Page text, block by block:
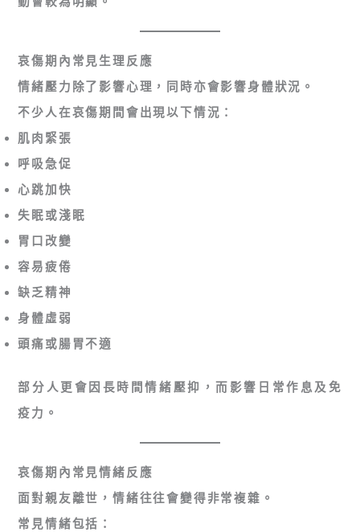
哀傷期內常見生理反應
情緒壓力除了影響心理，同時亦會影響身體狀況。
不少人在哀傷期間會出現以下情況：
肌肉緊張
呼吸急促
心跳加快
失眠或淺眠
胃口改變
容易疲倦
缺乏精神
身體虛弱
頭痛或腸胃不適
部分人更會因長時間情緒壓抑，而影響日常作息及免
疫力。
哀傷期內常見情緒反應
面對親友離世，情緒往往會變得非常複雜。
常見情緒包括：